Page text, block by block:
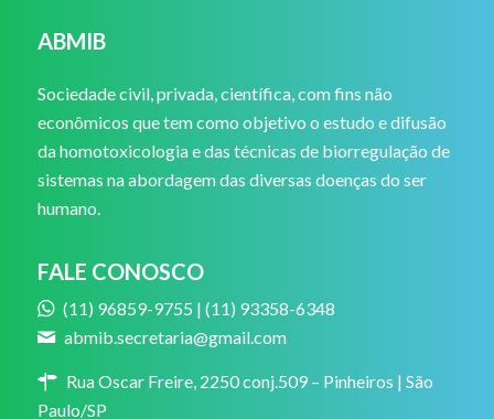
ABMIB
Sociedade civil, privada, científica, com fins não
econômicos que tem como objetivo o estudo e difusão
da homotoxicologia e das técnicas de biorregulação de
sistemas na abordagem das diversas doenças do ser
humano.
FALE CONOSCO
(11) 96859-9755 | (11) 93358-6348
abmib.secretaria@gmail.com
Rua Oscar Freire, 2250 conj.509 – Pinheiros | São
Paulo/SP